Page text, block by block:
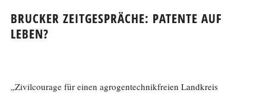
BRUCKER ZEITGESPRÄCHE: PATENTE AUF
LEBEN?
„Zivilcourage für einen agrogentechnikfreien Landkreis